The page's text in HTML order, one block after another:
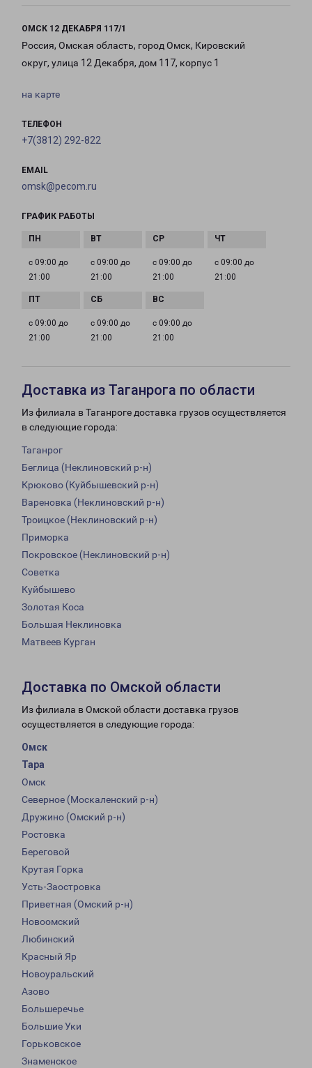
ОМСК 12 ДЕКАБРЯ 117/1
Россия, Омская область, город Омск, Кировский
округ, улица 12 Декабря, дом 117, корпус 1
на карте
ТЕЛЕФОН
+7(3812) 292-822
EMAIL
omsk@pecom.ru
ГРАФИК РАБОТЫ
с 09:00 до
21:00
с 09:00 до
21:00
с 09:00 до
21:00
с 09:00 до
21:00
с 09:00 до
21:00
с 09:00 до
21:00
с 09:00 до
21:00
Доставка из Таганрога по области
Из филиала в Таганроге доставка грузов осуществляется
в следующие города:
Таганрог
Беглица (Неклиновский р-н)
Крюково (Куйбышевский р-н)
Вареновка (Неклиновский р-н)
Троицкое (Неклиновский р-н)
Приморка
Покровское (Неклиновский р-н)
Советка
Куйбышево
Золотая Коса
Большая Неклиновка
Матвеев Курган
Доставка по Омской области
Из филиала в Омской области доставка грузов
осуществляется в следующие города:
Омск
Тара
Омск
Северное (Москаленский р-н)
Дружино (Омский р-н)
Ростовка
Береговой
Крутая Горка
Усть-Заостровка
Приветная (Омский р-н)
Новоомский
Любинский
Красный Яр
Новоуральский
Азово
Большеречье
Большие Уки
Горьковское
Знаменское